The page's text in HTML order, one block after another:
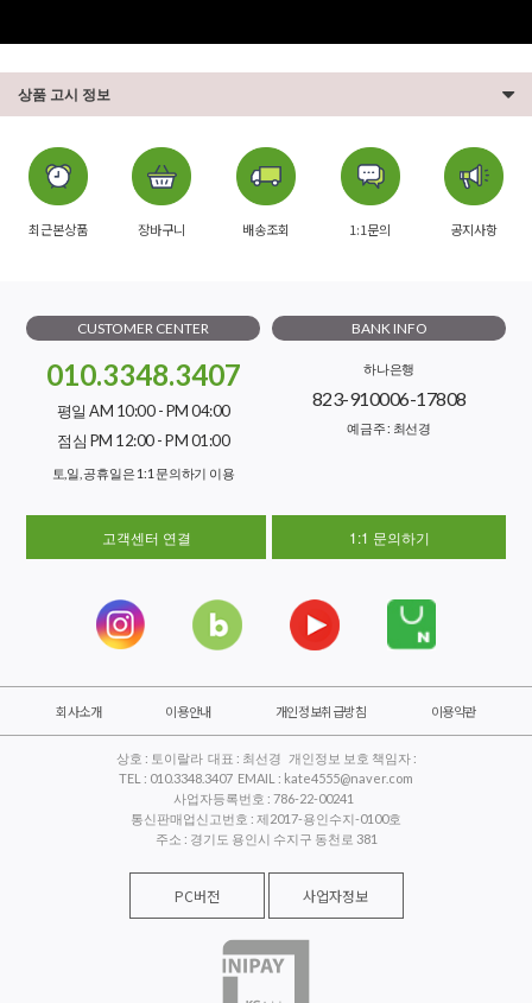
상품 고시 정보
최근본상품 장바구니 배송조회 1:1문의 공지사항
CUSTOMER CENTER
010.3348.3407
평일 AM 10:00 - PM 04:00
점심 PM 12:00 - PM 01:00
토,일, 공휴일은 1:1 문의하기 이용
BANK INFO
하나은행
823-910006-17808
예금주 : 최선경
고객센터 연결 1:1 문의하기
회사소개 이용안내 개인정보취급방침 이용약관
상호 : 토이랄라 대표 : 최선경 개인정보 보호 책임자 :
TEL : 010.3348.3407 EMAIL : kate4555@naver.com
사업자등록번호 : 786-22-00241
통신판매업신고번호 : 제2017-용인수지-0100호
주소 : 경기도 용인시 수지구 동천로 381
PC버전 사업자정보